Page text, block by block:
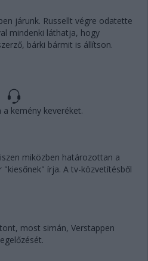
járunk. Russellt végre odatette
mindenki láthatja, hogy
bárki bármit is állítson.
kemény keveréket.
miközben határozottan a
írja. A tv-közvetítésből
most simán, Verstappen